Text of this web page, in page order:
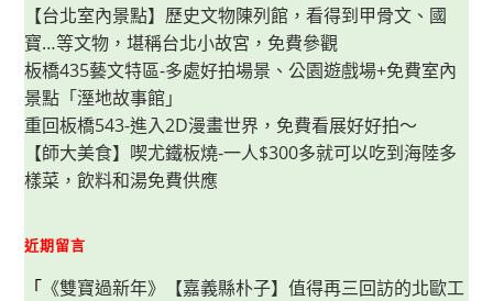
龍
頭
山
公
園
&
樂
天
百
貨
【台北室內景點】歷史文物陳列館，看得到甲骨文、國
寶…等文物，堪稱台北小故宮，免費參觀
板橋435藝文特區-多處好拍場景、公園遊戲場+免費室內
景點「溼地故事館」
重回板橋543-進入2D漫畫世界，免費看展好好拍～
【師大美食】喫尤鐵板燒-一人$300多就可以吃到海陸多
樣菜，飲料和湯免費供應
近期留言
「 《雙寶過新年》【嘉義縣朴子】值得再三回訪的北歐工